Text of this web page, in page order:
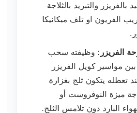
بالفريزر والتبريد بالثلاجة
الفريون او تلف ميكانيكا
الفريزر: وظيفته سحب
بين مواسير كويل الفريزر
تعطله يتكون ثلج بغزارة
ميزة النوفروست أو
البارد دون تلامس الثلج.